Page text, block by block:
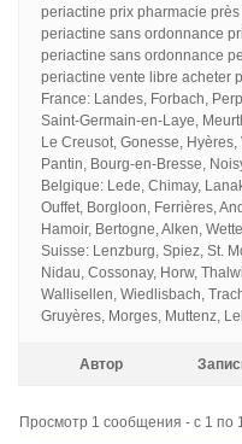
periactine prix pharmacie
periactine sans ordonnance
periactine sans ordonnance
periactine vente libre acheter
France: Landes, Forbach,
Saint-Germain-en-Laye,
Le Creusot, Gonesse,
Pantin, Bourg-en-Bresse,
Belgique: Lede, Chimay,
Ouffet, Borgloon, Ferrières,
Hamoir, Bertogne, Alken,
Suisse: Lenzburg, Spiez, St.
Nidau, Cossonay, Horw,
Wallisellen, Wiedlisbach,
Gruyères, Morges, Muttenz,
Автор
Просмотр 1 сообщения - с 1 по